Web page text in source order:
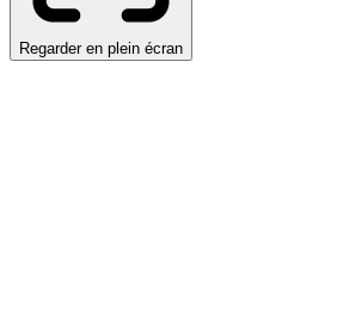
Regarder en plein écran